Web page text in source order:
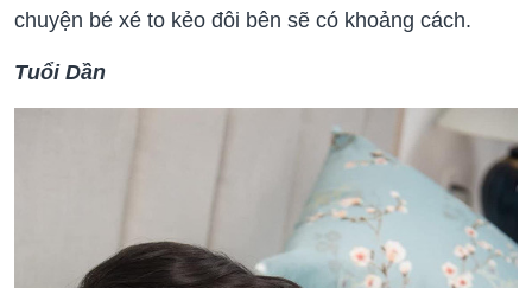
chuyện bé xé to kẻo đôi bên sẽ có khoảng cách.
Tuổi Dần